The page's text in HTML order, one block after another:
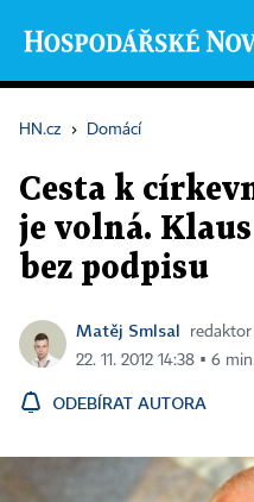
HN.cz › Domácí
Cesta k
je volná.
bez podpisu
Matěj Smlsal
redaktor
22. 11. 2012 14:38 ▪ 6
ODEBÍRAT AUTORA